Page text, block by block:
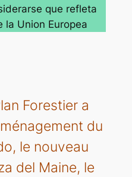
que refleta
la Union Europea
Forestier a
du
le nouveau
del Maine, le